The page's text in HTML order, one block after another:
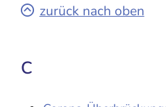
zurück nach oben
C